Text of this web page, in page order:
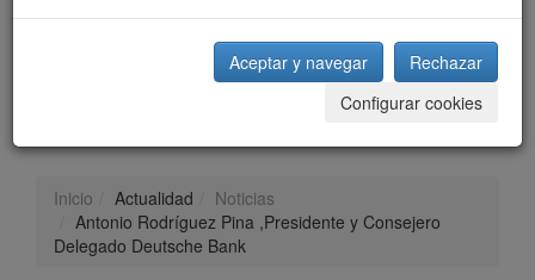
Inicio Actualidad
Noticias
Antonio Rodríguez Pina ,Presidente y Consejero
Delegado Deutsche Bank
Aceptar y navegar
Rechazar
Configurar cookies